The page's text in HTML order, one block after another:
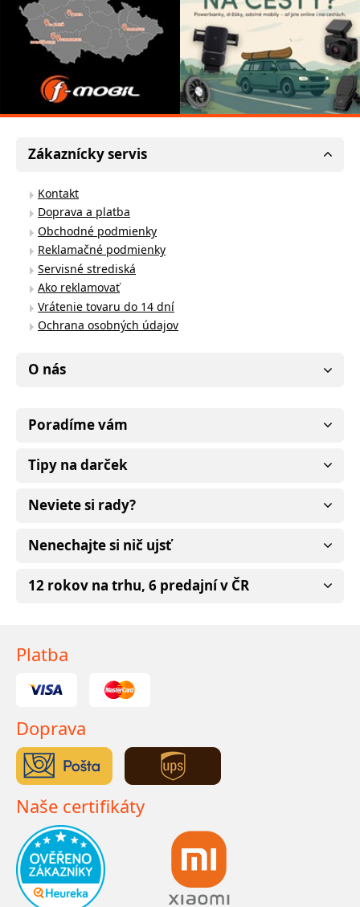
Zákaznícky servis
Kontakt
Doprava a platba
Obchodné podmienky
Reklamačné podmienky
Servisné strediská
Ako reklamovať
Vrátenie tovaru do 14 dní
Ochrana osobných údajov
O nás
Poradíme vám
Tipy na darček
Neviete si rady?
Nenechajte si nič ujsť
12 rokov na trhu, 6 predajní v ČR
Platba
Doprava
Naše certifikáty